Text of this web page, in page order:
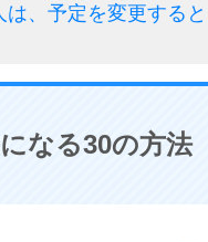
、予定を変更する
なる30の方法